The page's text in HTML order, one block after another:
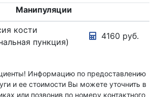
Манипуляции
кости
пункция)
4160 руб.
Информацию по предоставлению
и ее стоимости Вы можете уточнить в
или позвонив по номеру контактного